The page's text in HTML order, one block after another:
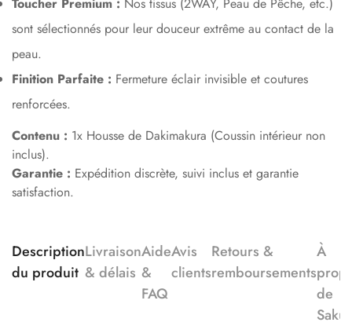
sont sélectionnés pour leur douceur extrême au contact de la
peau.
Finition Parfaite : Fermeture éclair invisible et coutures
renforcées.
Contenu : 1x Housse de Dakimakura (Coussin intérieur non
inclus).
Garantie : Expédition discrète, suivi inclus et garantie
satisfaction.
Description
du produit
Livraison
& délais
Aide
&
FAQ
Avis
clients
Retours &
remboursements
À
de